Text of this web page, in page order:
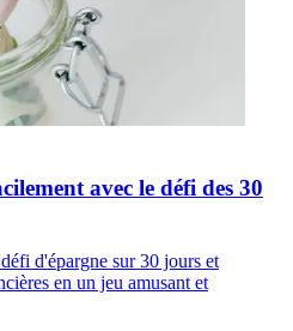
avec le défi des 30
d'épargne sur 30 jours et
en un jeu amusant et